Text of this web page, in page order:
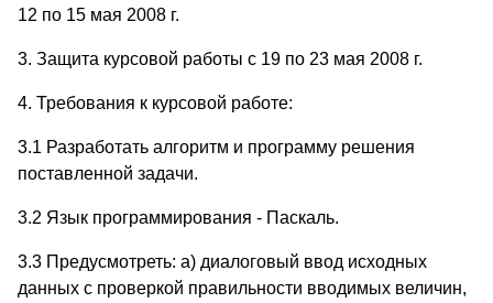
12 по 15 мая 2008 г.
3. Защита курсовой работы с 19 по 23 мая 2008 г.
4. Требования к курсовой работе:
3.1 Разработать алгоритм и программу решения
поставленной задачи.
3.2 Язык программирования - Паскаль.
3.3 Предусмотреть: а) диалоговый ввод исходных
данных с проверкой правильности вводимых величин,